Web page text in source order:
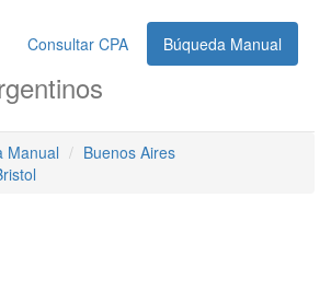
Consultar CPA Búqueda Manual
Manual
Buenos Aires